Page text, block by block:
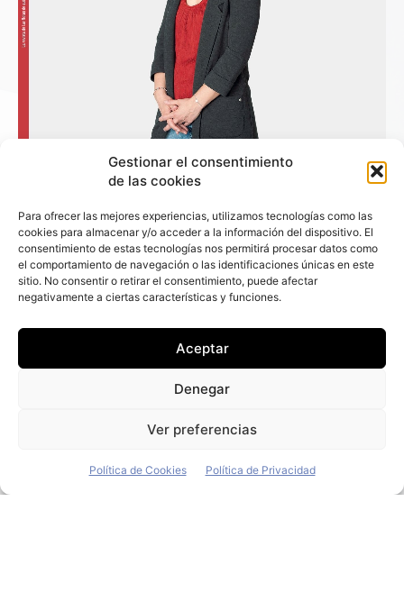
Gestionar el consentimiento
de las cookies
Para ofrecer las mejores experiencias, utilizamos tecnologías como las
cookies para almacenar y/o acceder a la información del dispositivo. El
consentimiento de estas tecnologías nos permitirá procesar datos como
el comportamiento de navegación o las identificaciones únicas en este
sitio. No consentir o retirar el consentimiento, puede afectar
negativamente a ciertas características y funciones.
Aceptar
Denegar
Ver preferencias
Política de Cookies Política de Privacidad
+ Fleet People
Contacto
Staff
La edición digital
+ Contenido en redes sociales